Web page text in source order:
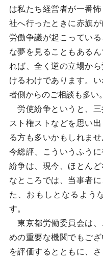
は私たち経営者が一番
社へ行ったときに赤旗
労働争議が起こってい
な夢を見ることもある
れば、全く逆の立場か
けるわけであります。
者側からのご相談も多い
労使紛争というと、三
スト権ストなどを思い
る方も多いかもしれま
今総評、こういうふう
紛争は、現今、ほとん
なところでは、当事者
た、おもしとなるよう
す。
東京都労働委員会は、
めの重要な機関でもご
を評価するとともに、